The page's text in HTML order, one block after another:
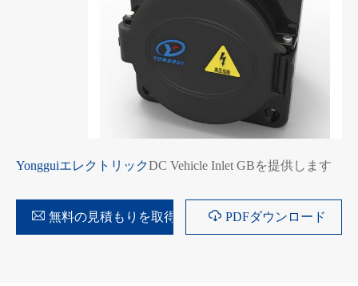
YongguiエレクトリックDC Vehicle Inlet GBを提供します
 無料の見積もりを取得  PDFダウンロード